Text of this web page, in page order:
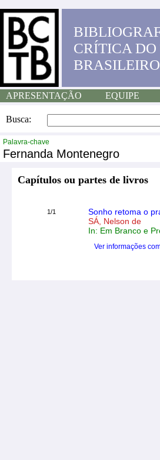
CRÍTICA DO
BRASILEIRO
APRESENTAÇÃO EQUIPE
Busca:
Palavra-chave
Fernanda Montenegro
Capítulos ou partes de livros
1/1
Sonho retoma o
SÁ, Nelson de
In: Em Branco e
Ver informações